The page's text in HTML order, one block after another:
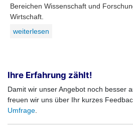
Bereichen Wissenschaft und
Wirtschaft.
weiterlesen
Ihre Erfahrung zählt!
Damit wir unser Angebot noch besser
freuen wir uns über Ihr kurzes
Umfrage